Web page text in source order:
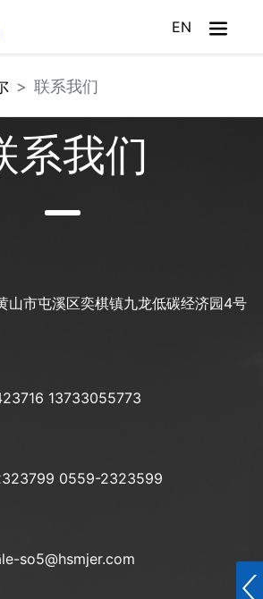
EN
联系我们
系我们
山市屯溪区奕棋镇九龙低碳经济园4号
13733055773
0559-2323599
so5@hsmjer.com